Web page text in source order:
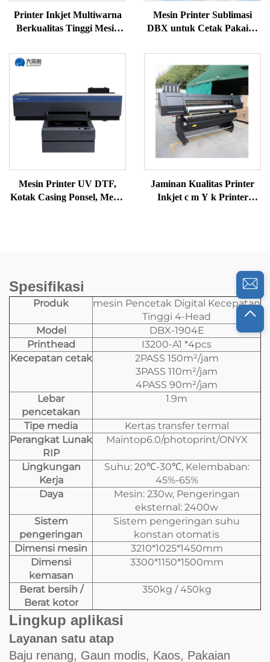
Printer Inkjet Multiwarna
Berkualitas Tinggi Mesin
Sublimasi untuk Transfer
Mesin Printer Sublimasi
DBX untuk Cetak Pakaian
Printer Sublimasi Pewarna
Mesin Printer UV DTF,
Kotak Casing Ponsel, Mesin
Jaminan Kualitas Printer
Inkjet c m Y k Printer
Spesifikasi
Produk
mesin Pencetak Digital Kecepatan
Tinggi 4-Head
Model
DBX-1904E
Printhead
I3200-A1 *4pcs
Kecepatan cetak
2PASS 150m²/jam
3PASS 110m²/jam
4PASS 90m²/jam
Lebar
pencetakan
1.9m
Tipe media
Kertas transfer termal
Perangkat Lunak
RIP
Maintop6.0/photoprint/ONYX
Lingkungan
Kerja
Suhu: 20℃-30℃, Kelembaban:
45%-65%
Daya
Mesin: 230w, Pengeringan
eksternal: 2400w
Sistem
pengeringan
Sistem pengeringan suhu
konstan otomatis
Dimensi mesin
3210*1025*1450mm
Dimensi
kemasan
3300*1150*1500mm
Berat bersih /
Berat kotor
350kg / 450kg
Lingkup aplikasi
Layanan satu atap
Baju renang, Gaun modis, Kaos, Pakaian